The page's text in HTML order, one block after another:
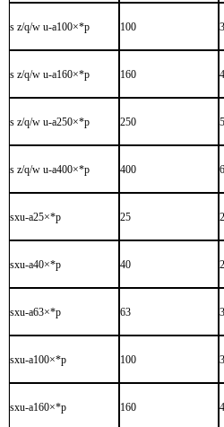
s z/q/w u-a100×*p 100
s z/q/w u-a160×*p 160
s z/q/w u-a250×*p 250
s z/q/w u-a400×*p 400
sxu-a25×*p 25
sxu-a40×*p 40
sxu-a63×*p 63
sxu-a100×*p 100
sxu-a160×*p 160